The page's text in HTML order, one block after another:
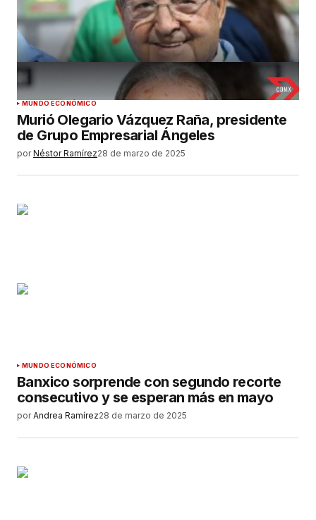
MUNDO ECONÓMICO
Murió Olegario Vázquez Raña, presidente
de Grupo Empresarial Ángeles
por Néstor Ramírez28 de marzo de 2025
MUNDO ECONÓMICO
Banxico sorprende con segundo recorte
consecutivo y se esperan más en mayo
por Andrea Ramírez28 de marzo de 2025